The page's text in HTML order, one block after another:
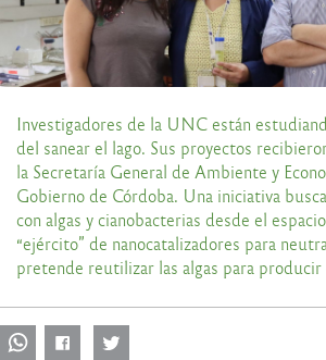
Investigadores de la UNC están
del sanear el lago. Sus proyectos
la Secretaría General de Ambiente y
Gobierno de Córdoba. Una iniciativa
con algas y cianobacterias desde el
“ejército” de nanocatalizadores para
pretende reutilizar las algas para producir